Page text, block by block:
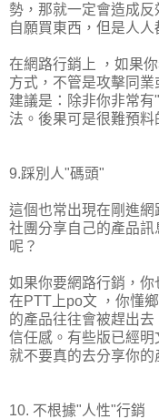
勢，那就一定會造成
自願買東西，但是人人
在網路行銷上 ，如果
方式，不管是攻擊同
建議是：除非你非常
法。後果可是很難預料
9.踩別人"碼頭"
這個也常出現在剛進
社團分享自己的產品
呢？
如果你要網路行銷，
在PTT上po文 ，你懂
的產品往往會被趕出
信任感。有些版已經
就不要真的去分享你的
10. 不根據"人性"行銷